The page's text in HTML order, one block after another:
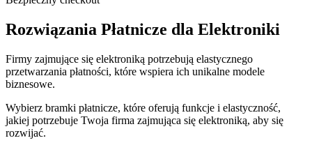
Rozwiązania Płatnicze dla Elektroniki
Firmy zajmujące się elektroniką potrzebują elastycznego
przetwarzania płatności, które wspiera ich unikalne modele
biznesowe.
Wybierz bramki płatnicze, które oferują funkcje i elastyczność,
jakiej potrzebuje Twoja firma zajmująca się elektroniką, aby się
rozwijać.